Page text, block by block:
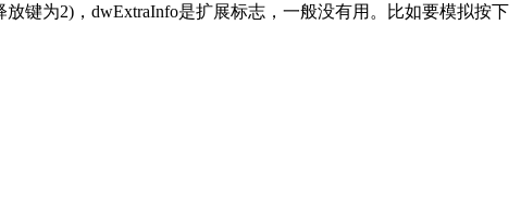
键为2)，dwExtraInfo是扩展标志，一般没有用。比如要模拟按下